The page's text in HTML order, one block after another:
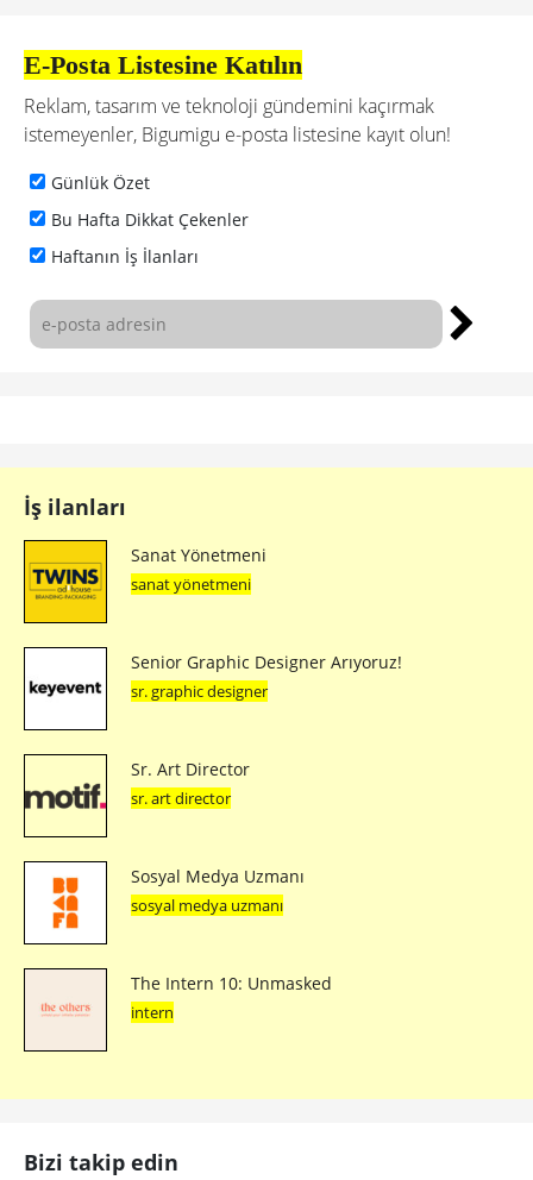
E-Posta Listesine Katılın
Reklam, tasarım ve teknoloji gündemini kaçırmak
istemeyenler, Bigumigu e-posta listesine kayıt olun!
Günlük Özet
Bu Hafta Dikkat Çekenler
Haftanın İş İlanları
İş ilanları
Sanat Yönetmeni
sanat yönetmeni
Senior Graphic Designer Arıyoruz!
sr. graphic designer
Sr. Art Director
sr. art director
Sosyal Medya Uzmanı
sosyal medya uzmanı
The Intern 10: Unmasked
intern
Bizi takip edin